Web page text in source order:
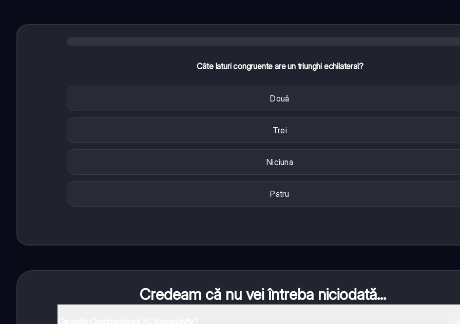
Câte laturi congruente are un triunghi echilateral?
Două
Trei
Niciuna
Patru
Credeam că nu vei întreba niciodată...